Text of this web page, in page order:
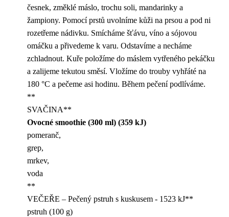
česnek, změklé máslo, trochu soli, mandarinky a
žampiony. Pomocí prstů uvolníme kůži na prsou a pod ni
rozetřeme nádivku. Smícháme šťávu, víno a sójovou
omáčku a přivedeme k varu. Odstavíme a necháme
zchladnout. Kuře položíme do máslem vytřeného pekáčku
a zalijeme tekutou směsí. Vložíme do trouby vyhřáté na
180 °C a pečeme asi hodinu. Během pečení podlíváme.
**
SVAČINA**
Ovocné smoothie (300 ml) (359 kJ)
pomeranč,
grep,
mrkev,
voda
**
VEČEŘE – Pečený pstruh s kuskusem - 1523 kJ**
pstruh (100 g)